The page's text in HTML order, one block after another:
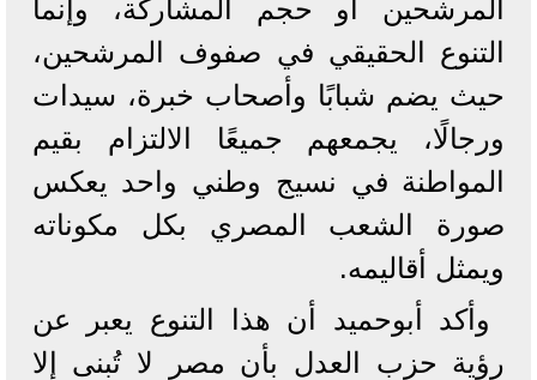
المرشحين أو حجم المشاركة، وإنما
التنوع الحقيقي في صفوف المرشحين،
حيث يضم شبابًا وأصحاب خبرة، سيدات
ورجالًا، يجمعهم جميعًا الالتزام بقيم
المواطنة في نسيج وطني واحد يعكس
صورة الشعب المصري بكل مكوناته
ويمثل أقاليمه.
وأكد أبوحميد أن هذا التنوع يعبر عن
رؤية حزب العدل بأن مصر لا تُبنى إلا